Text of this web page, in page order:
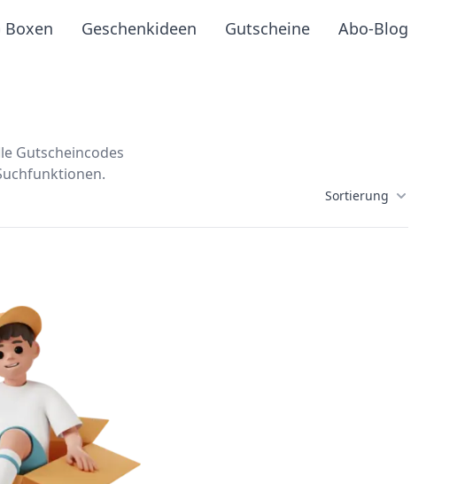
Boxen Geschenkideen Gutscheine Abo-Blog
Gutscheincodes
Sortierung